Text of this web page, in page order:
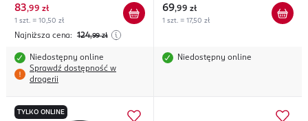
83,99 zł
1 szt. = 10,50 zł
Najniższa cena: 124,99 zł
Niedostępny online
Sprawdź dostępność w
drogerii
69,99 zł
1 szt. = 17,50 zł
Niedostępny online
TYLKO ONLINE